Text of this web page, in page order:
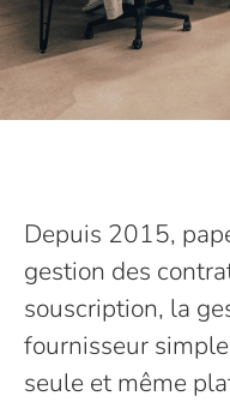
Depuis 2015,
gestion des
souscription, la
fournisseur
seule et même